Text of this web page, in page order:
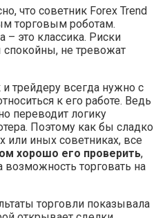
что советник Forex Trend
торговым роботам.
– это классика. Риски
не тревожат
и трейдеру всегда нужно с
к его работе. Ведь
переводит логику
Поэтому как бы сладко
или иных советниках, все
хорошо его проверить,
торговать на
торговли показывала